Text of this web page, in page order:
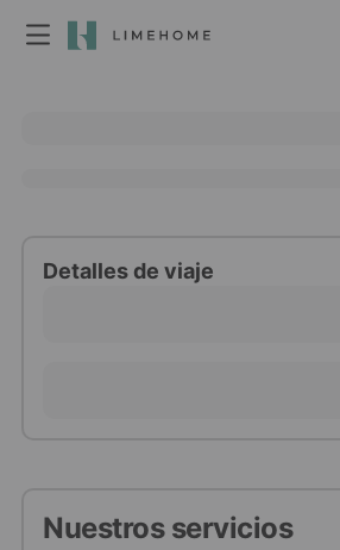
Detalles de viaje
Nuestros servicios